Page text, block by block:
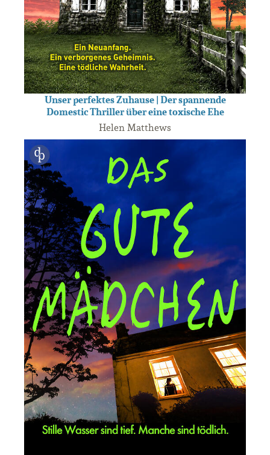
Unser perfektes Zuhause | Der spannende
Domestic Thriller über eine toxische Ehe
Helen Matthews